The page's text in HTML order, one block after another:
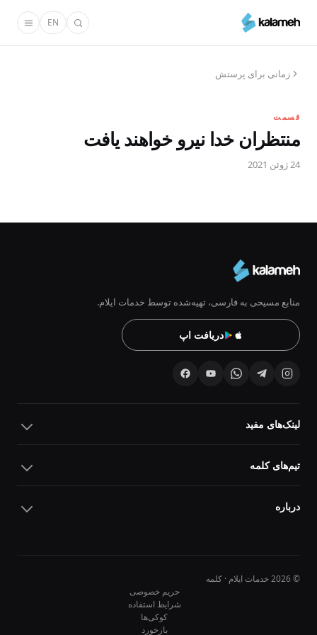
محتوای
EN
زمانی برای پرستش
قسمت
منتظران خدا نیرو خواهند یافت
24 ژوئن 2021
منابع مسیحی به فارسی، تهیه‌شده توسط خدمات ایلام.
دریافت اپ
لینک‌های مفید
تیم‌های کلمه
درباره
© 2026 خدمات ایلام · کلمه
حریم خصوصی
شرایط استفاده
کوکی‌ها
بازخورد
10